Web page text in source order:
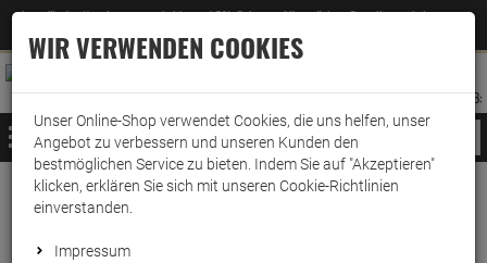
Jetzt für den Newsletter entscheiden und 5% Rabatt auf Ihre nächste Bestellung erhalten
–Zum Newsletter
ANMELDEN
AUFKLAPPEN
MERKZETTEL
WARENKORB:
MENÜ
Weiter einkaufen www.wark24.de Lebensmittel Fertiggerichte
Maggi 5 Minuten Terrine Kartoffelbrei mit Erbsen …
WIR VERWENDEN COOKIES
Unser Online-Shop verwendet Cookies, die uns helfen, unser
Angebot zu verbessern und unseren Kunden den
bestmöglichen Service zu bieten. Indem Sie auf "Akzeptieren"
klicken, erklären Sie sich mit unseren Cookie-Richtlinien
einverstanden.
Impressum